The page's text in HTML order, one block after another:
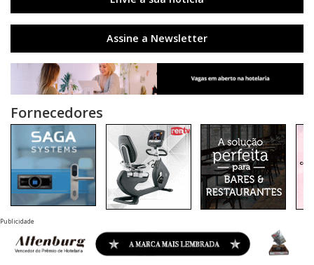
Assine a Newsletter
Fornecedores
Publicidade